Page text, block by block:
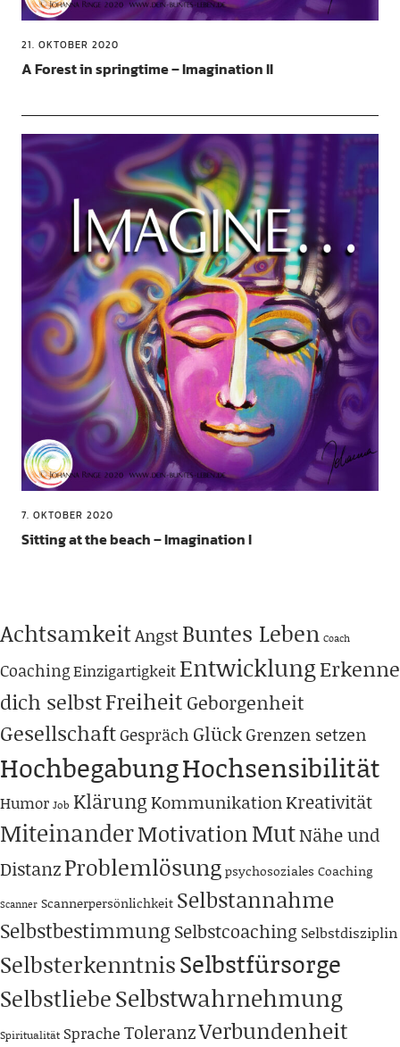
21. OKTOBER 2020
A Forest in springtime – Imagination II
7. OKTOBER 2020
Sitting at the beach – Imagination I
AchtsamkeitAngstBuntes Leben Coach
CoachingEinzigartigkeit EntwicklungErkenne
dich selbstFreiheit Geborgenheit
GesellschaftGespräch GlückGrenzen setzen
HochbegabungHochsensibilität
Humor Job KlärungKommunikationKreativität
MiteinanderMotivationMutNähe und
DistanzProblemlösungpsychosoziales Coaching
Scanner Scannerpersönlichkeit Selbstannahme
Selbstbestimmung Selbstcoaching Selbstdisziplin
SelbsterkenntnisSelbstfürsorge
SelbstliebeSelbstwahrnehmung
Spiritualität Sprache ToleranzVerbundenheit